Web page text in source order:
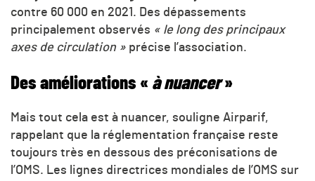
contre 60 000 en 2021. Des dépassements
principalement observés « le long des principaux
axes de circulation » précise l’association.
Des améliorations « à nuancer»
Mais tout cela est à nuancer, souligne Airparif,
rappelant que la réglementation française reste
toujours très en dessous des préconisations de
l’OMS. Les lignes directrices mondiales de l’OMS sur